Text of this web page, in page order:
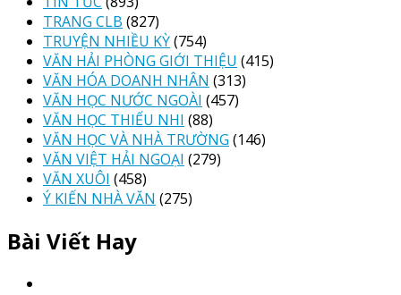
TRANG CLB (827)
TRUYỆN NHIỀU KỲ(754)
VĂN HẢI PHÒNG GIỚI THIỆU (415)
VĂN HÓA DOANH NHÂN (313)
VĂN HỌC NƯỚC NGOÀI (457)
VĂN HỌC THIẾU NHI (88)
VĂN HỌC VÀ NHÀ TRƯỜNG (146)
VĂN VIỆT HẢI NGOẠI (279)
VĂN XUÔI (458)
Ý KIẾN NHÀ VĂN (275)
Bài Viết Hay